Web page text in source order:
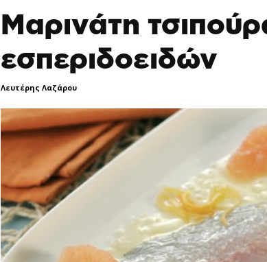
Μαρινάτη
εσπεριδοειδών
Λευτέρης Λαζάρου